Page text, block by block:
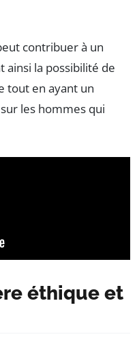
contribuer à un
ainsi la possibilité de
tout en ayant un
les hommes qui
éthique et